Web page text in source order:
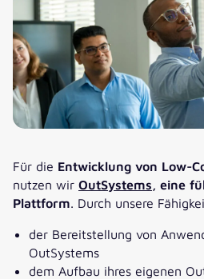
Für die Entwicklung von Low-
nutzen wir OutSystems , eine
Plattform . Durch unsere
der Bereitstellung von
OutSystems
dem Aufbau ihres eigenen